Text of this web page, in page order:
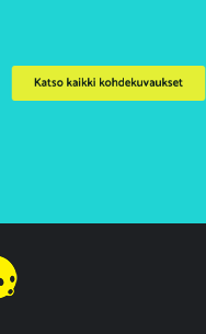
Katso kaikki kohdekuvaukset